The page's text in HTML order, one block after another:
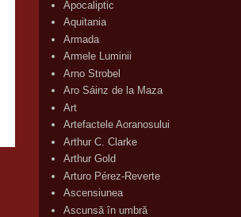
Apocaliptic
Aquitania
Armada
Armele Luminii
Arno Strobel
Aro Sáinz de la Maza
Art
Artefactele Aoranosului
Arthur C. Clarke
Arthur Gold
Arturo Pérez-Reverte
Ascensiunea
Ascunsă în umbră